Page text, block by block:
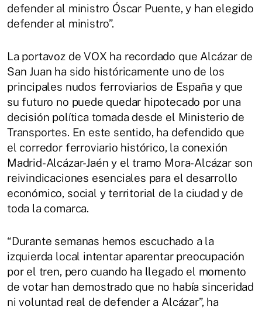
defender al ministro Óscar Puente, y han elegido
defender al ministro”.
La portavoz de VOX ha recordado que Alcázar de
San Juan ha sido históricamente uno de los
principales nudos ferroviarios de España y que
su futuro no puede quedar hipotecado por una
decisión política tomada desde el Ministerio de
Transportes. En este sentido, ha defendido que
el corredor ferroviario histórico, la conexión
Madrid-Alcázar-Jaén y el tramo Mora-Alcázar son
reivindicaciones esenciales para el desarrollo
económico, social y territorial de la ciudad y de
toda la comarca.
“Durante semanas hemos escuchado a la
izquierda local intentar aparentar preocupación
por el tren, pero cuando ha llegado el momento
de votar han demostrado que no había sinceridad
ni voluntad real de defender a Alcázar”, ha